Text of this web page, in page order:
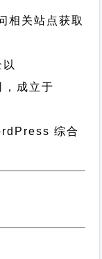
相关站点获取
成立于
综合